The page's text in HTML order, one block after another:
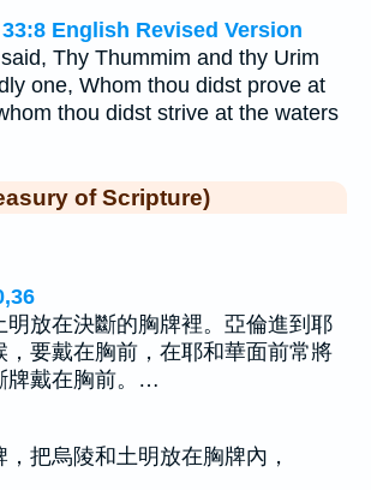
English Revised Version
Thy Thummim and thy Urim
one, Whom thou didst prove at
thou didst strive at the waters
of Scripture)
明放在決斷的胸牌裡。亞倫進到耶
，要戴在胸前，在耶和華面前常將
牌戴在胸前。…
把烏陵和土明放在胸牌內，